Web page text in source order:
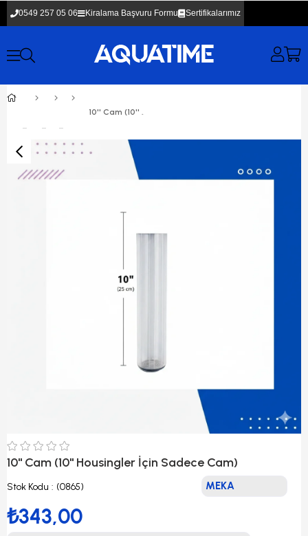
0549 257 05 06 Kiralama Başvuru Formu Sertifikalarımız
10'' Cam (10'' Housingler İçin Sadece Cam)
10'' Cam (10'' Housingler İçin Sadece Cam)
Stok Kodu (0865) MEKA
₺343,00